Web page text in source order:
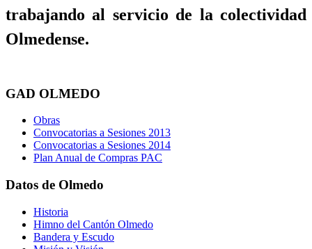
trabajando al servicio de la colectividad
Olmedense.
GAD OLMEDO
Obras
Convocatorias a Sesiones 2013
Convocatorias a Sesiones 2014
Plan Anual de Compras PAC
Datos de Olmedo
Historia
Himno del Cantón Olmedo
Bandera y Escudo